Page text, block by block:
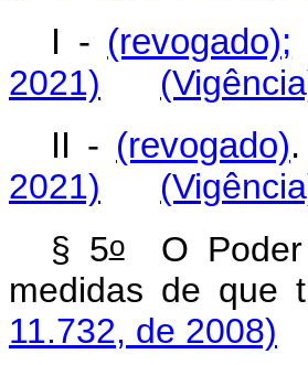
I - (revogado);
2021)
II - (revogado).
2021)
§ 5oO Poder
medidas de que
11.732, de 2008)